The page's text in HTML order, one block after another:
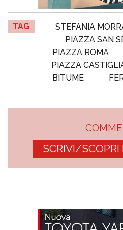
TAG STEFANIA
PIAZZA SAN
PIAZZA ROMA
PIAZZA
BITUME
SCRIVI/